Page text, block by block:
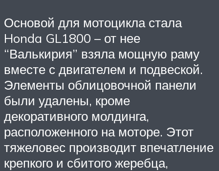
Основой для мотоцикла стала
Honda GL1800 – от нее
“Валькирия” взяла мощную раму
вместе с двигателем и подвеской.
Элементы облицовочной панели
были удалены, кроме
декоративного молдинга,
расположенного на моторе. Этот
тяжеловес производит впечатление
крепкого и сбитого жеребца,